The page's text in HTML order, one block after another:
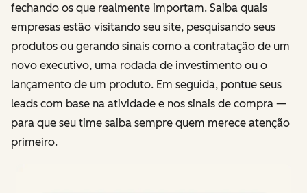
fechando os que realmente importam. Saiba quais
empresas estão visitando seu site, pesquisando seus
produtos ou gerando sinais como a contratação de um
novo executivo, uma rodada de investimento ou o
lançamento de um produto. Em seguida, pontue seus
leads com base na atividade e nos sinais de compra —
para que seu time saiba sempre quem merece atenção
primeiro.